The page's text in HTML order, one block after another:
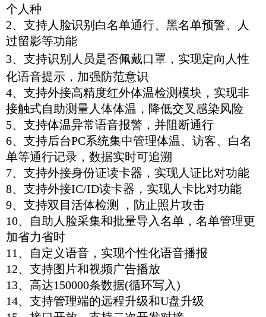
个人种
2、支持人脸识别白名单通行、黑名单预警、人
过留影等功能
3、支持识别人员是否佩戴口罩，实现定向人性
化语音提示，加强防范意识
4、支持外接高精度红外体温检测模块，实现非
接触式自助测量人体体温，降低交叉感染风险
5、支持体温异常语音报警，并阻断通行
6、支持后台PC系统集中管理体温、访客、白名
单等通行记录，数据实时可追溯
7、支持外接身份证读卡器，实现人证比对功能
8、支持外接IC/ID读卡器，实现人卡比对功能
9、支持双目活体检测
，防止照片攻击
10、自助人脸采集和批量导入名单，名单管理更
加省力省时
11、自定义语音，实现个性化语音播报
12、支持图片和视频广告播放
13、高达150000条数据(循环写入)
14、支持管理端的远程升级和U盘升级